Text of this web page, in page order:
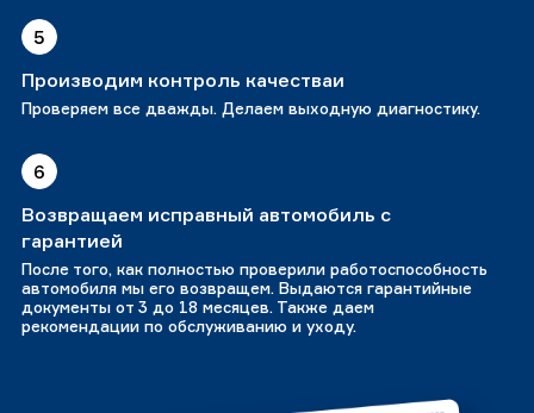
5
Производим контроль качестваи
Проверяем все дважды. Делаем выходную диагностику.
6
Возвращаем исправный автомобиль с
гарантией
После того, как полностью проверили работоспособность
автомобиля мы его возвращем. Выдаются гарантийные
документы от 3 до 18 месяцев. Также даем
рекомендации по обслуживанию и уходу.